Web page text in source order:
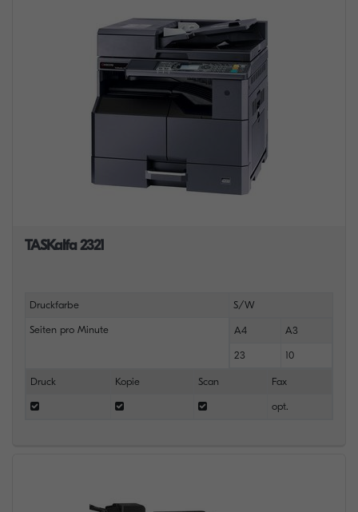
TASKalfa 2321
Druckfarbe S/W
Seiten pro Minute A4 A3
23 10
Druck Kopie Scan Fax
opt.